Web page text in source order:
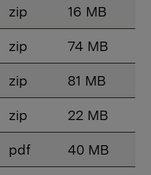
zip 16 MB
zip 74 MB
zip 81 MB
zip 22 MB
pdf 40 MB